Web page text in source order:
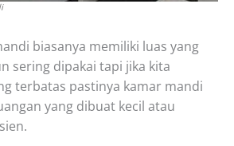
biasanya memiliki luas yang
sering dipakai tapi jika kita
terbatas pastinya kamar mandi
yang dibuat kecil atau